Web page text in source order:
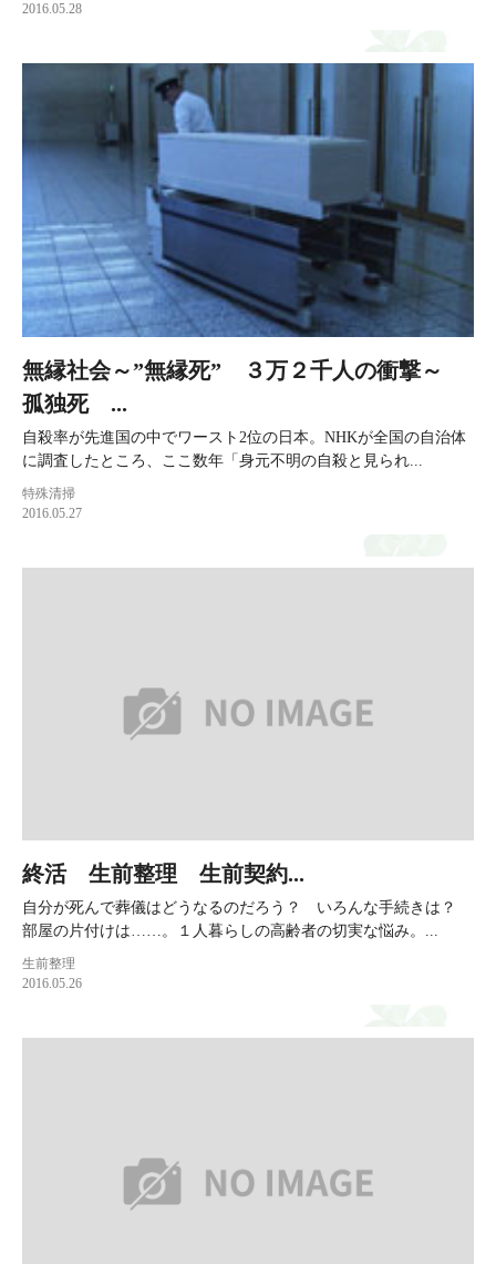
2016.05.28
無縁社会～”無縁死” ３万２千人の衝撃～
孤独死 ...
自殺率が先進国の中でワースト2位の日本。NHKが全国の自治体
に調査したところ、ここ数年「身元不明の自殺と見られ...
特殊清掃
2016.05.27
終活 生前整理 生前契約...
自分が死んで葬儀はどうなるのだろう？ いろんな手続きは？
部屋の片付けは……。１人暮らしの高齢者の切実な悩み。...
生前整理
2016.05.26